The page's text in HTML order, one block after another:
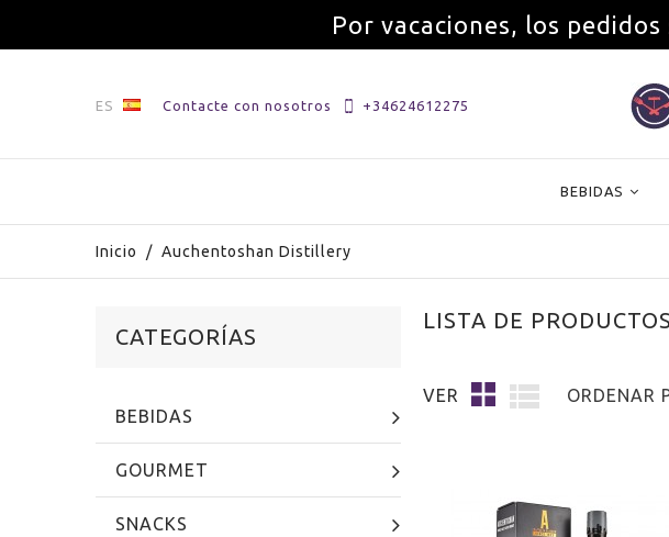
Por vacaciones, los
ES Contacte con nosotros +34624612275
BEBIDAS
Inicio / Auchentoshan Distillery
CATEGORÍAS
BEBIDAS
GOURMET
SNACKS
LISTA DE
VER ORDENAR